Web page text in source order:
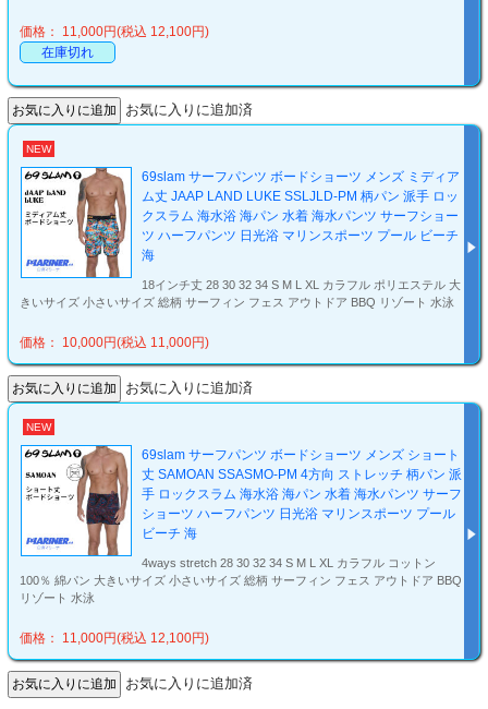
価格： 11,000円(税込 12,100円)
在庫切れ
お気に入りに追加済
NEW
69slam サーフパンツ ボードショーツ メンズ ミディア
ム丈 JAAP LAND LUKE SSLJLD-PM 柄パン 派手 ロッ
クスラム 海水浴 海パン 水着 海水パンツ サーフショー
ツ ハーフパンツ 日光浴 マリンスポーツ プール ビーチ
海
18インチ丈 28 30 32 34 S M L XL カラフル ポリエステル 大
きいサイズ 小さいサイズ 総柄 サーフィン フェス アウトドア BBQ リゾート 水泳
価格： 10,000円(税込 11,000円)
お気に入りに追加済
NEW
69slam サーフパンツ ボードショーツ メンズ ショート
丈 SAMOAN SSASMO-PM 4方向 ストレッチ 柄パン 派
手 ロックスラム 海水浴 海パン 水着 海水パンツ サーフ
ショーツ ハーフパンツ 日光浴 マリンスポーツ プール
ビーチ 海
4ways stretch 28 30 32 34 S M L XL カラフル コットン
100％ 綿パン 大きいサイズ 小さいサイズ 総柄 サーフィン フェス アウトドア BBQ
リゾート 水泳
価格： 11,000円(税込 12,100円)
お気に入りに追加済